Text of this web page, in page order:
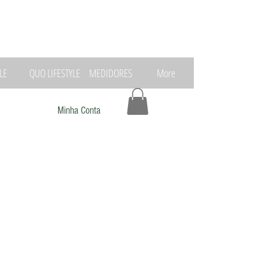
QUO LIFESTYLE MEDIDORES More
Minha Conta